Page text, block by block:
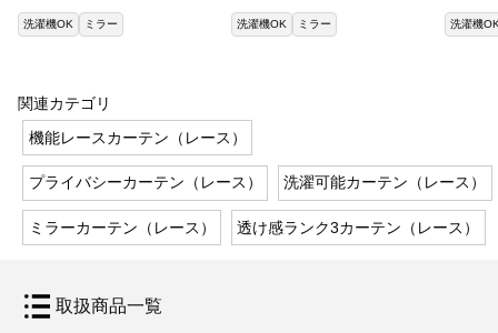
洗濯機OK ミラー 洗濯機OK ミラー 洗濯機
関連カテゴリ
機能レースカーテン（レース）
プライバシーカーテン（レース） 洗濯可能カーテン（レース）
ミラーカーテン（レース） 透け感ランク3カーテン（レース）
取扱商品一覧